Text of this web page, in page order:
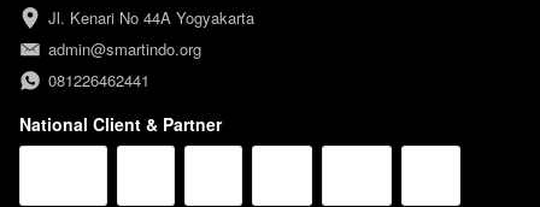
Jl. Kenari No 44A Yogyakarta
admin@smartindo.org
081226462441
National Client & Partner